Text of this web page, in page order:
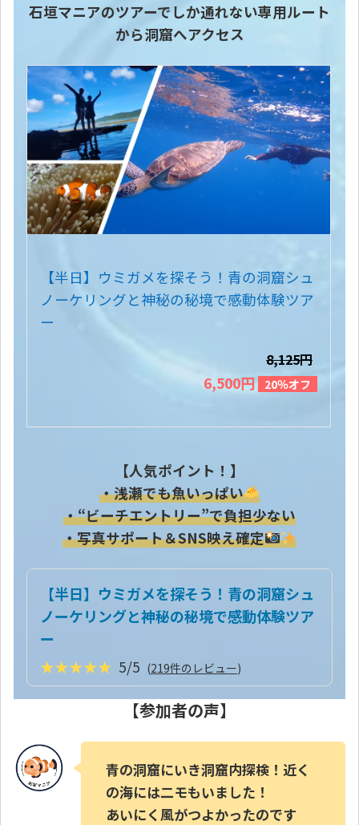
石垣マニアのツアーでしか通れない専用ルート
から洞窟へアクセス
【半日】ウミガメを探そう！青の洞窟シュ
ノーケリングと神秘の秘境で感動体験ツア
ー
8,125円
6,500円 20％オフ
【人気ポイント！】
・浅瀬でも魚いっぱい
・“ビーチエントリー”で負担少ない
・写真サポート＆SNS映え確定
【半日】ウミガメを探そう！青の洞窟シュ
ノーケリングと神秘の秘境で感動体験ツア
ー
★★★★★ 5/5 (219件のレビュー)
【参加者の声】
青の洞窟にいき洞窟内探検！近く
の海には二モもいました！
あいにく風がつよかったのです